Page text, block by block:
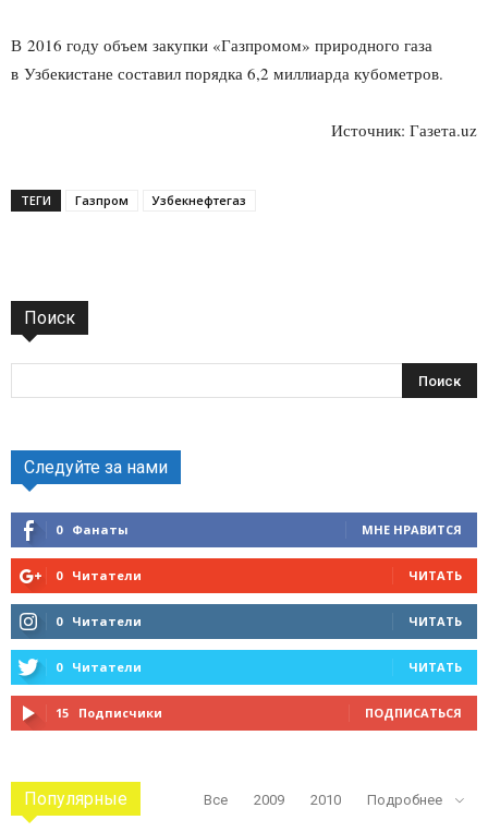
В 2016 году объем закупки «Газпромом» природного газа
в Узбекистане составил порядка 6,2 миллиарда кубометров.
Источник: Газета.uz
ТЕГИ Газпром Узбекнефтегаз
Поиск
Следуйте за нами
0 Фанаты МНЕ НРАВИТСЯ
0 Читатели ЧИТАТЬ
0 Читатели ЧИТАТЬ
0 Читатели ЧИТАТЬ
15 Подписчики ПОДПИСАТЬСЯ
Популярные Все 2009 2010 Подробнее